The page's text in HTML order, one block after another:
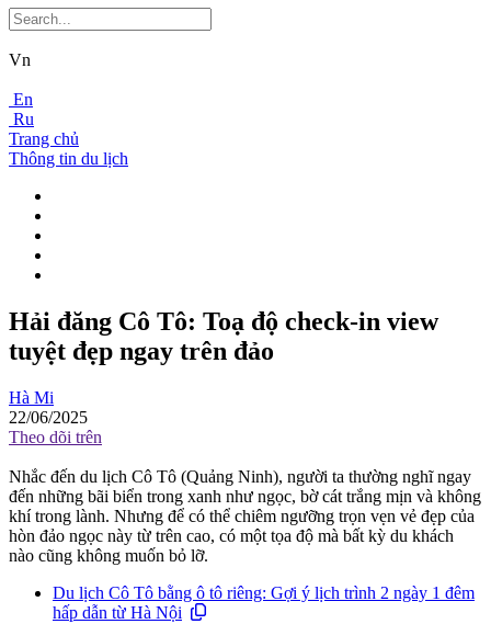
Vn
En
Ru
Trang chủ
Thông tin du lịch
Hải đăng Cô Tô: Toạ độ check-in view
tuyệt đẹp ngay trên đảo
Hà Mi
22/06/2025
Theo dõi trên
Nhắc đến du lịch Cô Tô (Quảng Ninh), người ta thường nghĩ ngay
đến những bãi biển trong xanh như ngọc, bờ cát trắng mịn và không
khí trong lành. Nhưng để có thể chiêm ngưỡng trọn vẹn vẻ đẹp của
hòn đảo ngọc này từ trên cao, có một tọa độ mà bất kỳ du khách
nào cũng không muốn bỏ lỡ.
Du lịch Cô Tô bằng ô tô riêng: Gợi ý lịch trình 2 ngày 1 đêm
hấp dẫn từ Hà Nội